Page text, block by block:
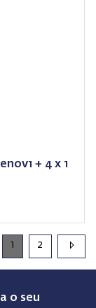
+ 4 x 1
1 2
o seu